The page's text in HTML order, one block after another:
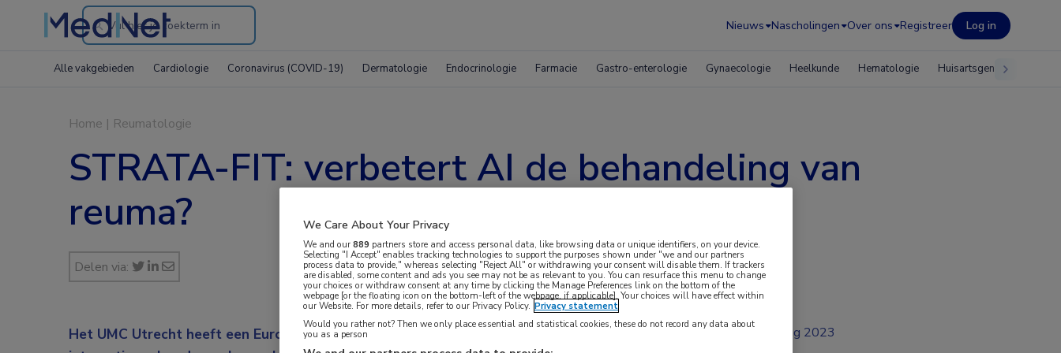
Search
the
Nieuws Nascholingen Over ons Registreer Log in
Alle vakgebieden Cardiologie Coronavirus (COVID-19) Dermatologie Endocrinologie Farmacie Gastro-enterologie Gynaecologie Heelkunde Hematologie Huisartsgeneeskunde
Home | Reumatologie
STRATA-FIT: verbetert AI de behandeling van
reuma?
Delen via:
Het UMC Utrecht heeft een Europese subsidie van 6 miljoen euro ontvangen voor een
aug 2023
We Care About Your Privacy
We and our889 partners store and access personal data, like browsing data or unique identifiers, on your device.
Selecting "I Accept" enables tracking technologies to support the purposes shown under "we and our partners
process data to provide," whereas selecting "Reject All" or withdrawing your consent will disable them. If trackers
are disabled, some content and ads you see may not be as relevant to you. You can resurface this menu to change
your choices or withdraw consent at any time by clicking the Manage Preferences link on the bottom of the
webpage [or the floating icon on the bottom-left of the webpage, if applicable]. Your choices will have effect within
our Website. For more details, refer to our Privacy Policy. Privacy statement
Would you rather not? Then we only place essential and statistical cookies, these do not record any data about
you as a person